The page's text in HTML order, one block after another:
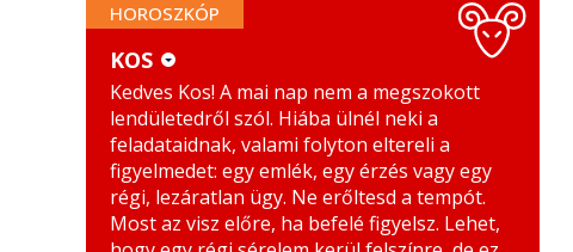
HOROSZKÓP
KOS
BIKA
IKREK
RÁK
MÉRLEG
SKORPIÓ
NYILAS
BAK
KOS
Kedves Kos! A mai nap nem a megszokott
lendületedről szól. Hiába ülnél neki a
feladataidnak, valami folyton eltereli a
figyelmedet: egy emlék, egy érzés vagy egy
régi, lezáratlan ügy. Ne erőltesd a tempót.
Most az visz előre, ha befelé figyelsz. Lehet,